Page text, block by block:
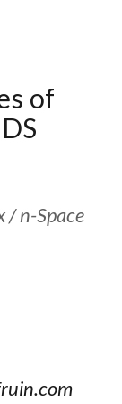
of
/ n-Space